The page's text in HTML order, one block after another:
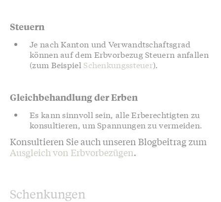
Steuern
Je nach Kanton und Verwandtschaftsgrad
können auf dem Erbvorbezug Steuern anfallen
(zum Beispiel Schenkungssteuer).
Gleichbehandlung der Erben
Es kann sinnvoll sein, alle Erberechtigten zu
konsultieren, um Spannungen zu vermeiden.
Konsultieren Sie auch unseren Blogbeitrag zum
Ausgleich von Erbvorbezügen.
Schenkungen